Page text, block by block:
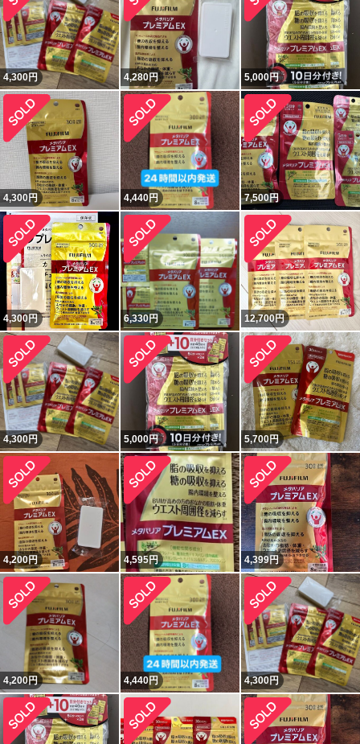
4,300円 4,280円 5,000円
4,300円 4,440円 7,500円
4,300円 6,330円 12,700円
4,300円 5,000円 5,700円
4,200円 4,595円 4,399円
4,200円 4,440円 4,300円